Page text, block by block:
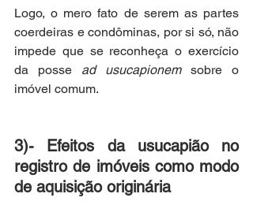
Logo, o mero fato de serem as partes
coerdeiras e condôminas, por si só, não
impede que se reconheça o exercício
da posse ad usucapionem sobre o
imóvel comum.
3)- Efeitos da usucapião no
registro de imóveis como modo
de aquisição originária